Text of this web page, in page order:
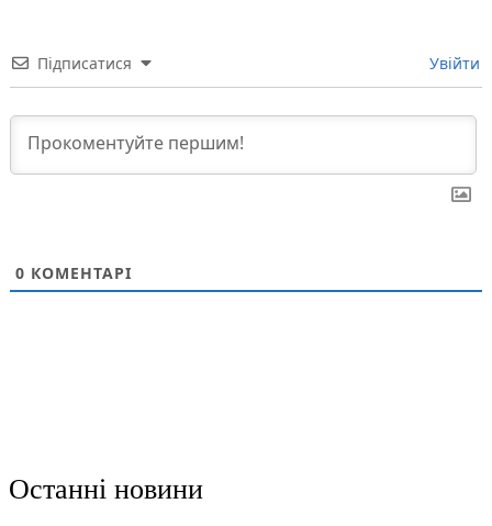
Підписатися Увійти
0 КОМЕНТАРІ
Останні новини